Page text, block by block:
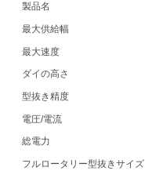
製品名
最大供給幅
最大速度
ダイの高さ
型抜き精度
電圧/電流
総電力
フルロータリー型抜きサイズ